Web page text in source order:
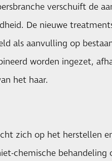
verschuift de
De nieuwe
als aanvulling op
worden ingezet,
het haar.
zich op het herstellen
chemische behandeling